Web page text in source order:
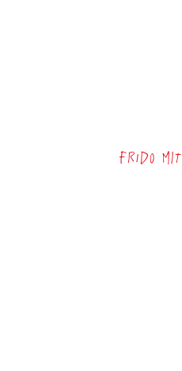
Frido